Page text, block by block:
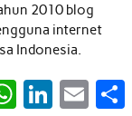
2010 blog
internet
Indonesia.
WhatsApp
LinkedInEmail